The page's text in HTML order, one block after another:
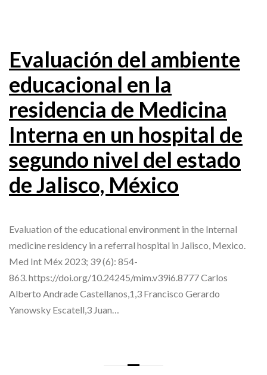
Evaluación del ambiente
educacional en la
residencia de Medicina
Interna en un hospital de
segundo nivel del estado
de Jalisco, México
Evaluation of the educational environment in the Internal
medicine residency in a referral hospital in Jalisco, Mexico.
Med Int Méx 2023; 39 (6): 854-
863. https://doi.org/10.24245/mim.v39i6.8777 Carlos
Alberto Andrade Castellanos,1,3 Francisco Gerardo
Yanowsky Escatell,3 Juan…